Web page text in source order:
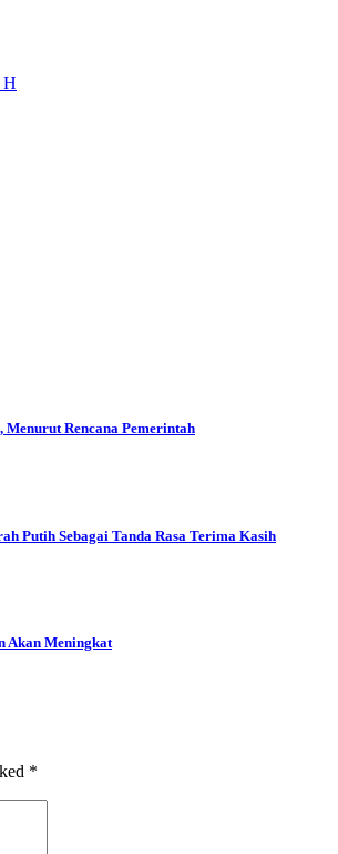
H
Menurut Rencana Pemerintah
Putih Sebagai Tanda Rasa Terima Kasih
Akan Meningkat
*